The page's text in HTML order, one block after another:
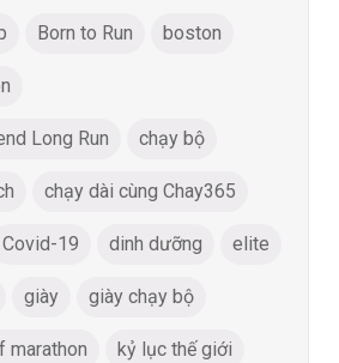
Born to Run boston
Long Run chạy bộ
chạy dài cùng Chay365
Covid-19 dinh dưỡng elite
giày giày chạy bộ
marathon kỷ lục thế giới